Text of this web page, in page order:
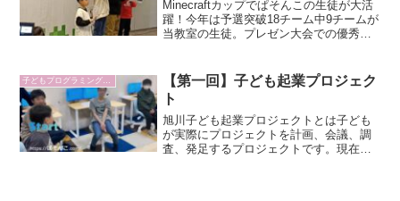
Minecraftカップでぱそんこの生徒が大活
躍！今年は予選突破18チーム中9チームが
当教室の生徒。プレゼン大会での優秀賞
ご紹介します。
【第一回】子ども起業プロジェク
ト
旭川子ども起業プロジェクトとは子ども
が実際にプロジェクトを計画、会議、調
査、発足するプロジェクトです。現在は